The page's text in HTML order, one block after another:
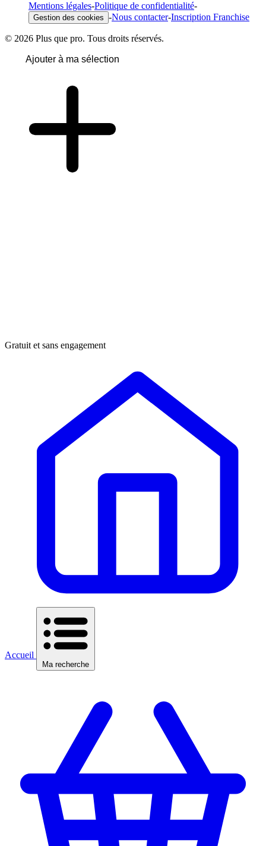
Mentions légales-Politique de confidentialité-
Gestion des cookies -Nous contacter-Inscription Franchise
© 2026 Plus que pro. Tous droits réservés.
Ajouter à ma sélection
Gratuit et sans engagement
Accueil
Ma recherche